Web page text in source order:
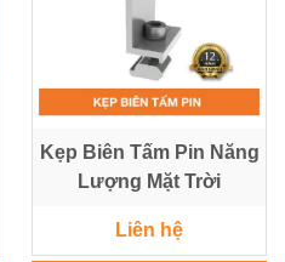
Kẹp Biên Tấm Pin Năng
Lượng Mặt Trời
Liên hệ